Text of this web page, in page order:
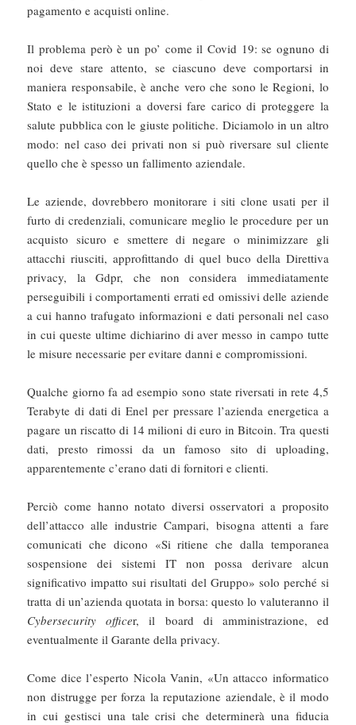
pagamento e acquisti online.
Il problema però è un po’ come il Covid 19: se ognuno di
noi deve stare attento, se ciascuno deve comportarsi in
maniera responsabile, è anche vero che sono le Regioni, lo
Stato e le istituzioni a doversi fare carico di proteggere la
salute pubblica con le giuste politiche. Diciamolo in un altro
modo: nel caso dei privati non si può riversare sul cliente
quello che è spesso un fallimento aziendale.
Le aziende, dovrebbero monitorare i siti clone usati per il
furto di credenziali, comunicare meglio le procedure per un
acquisto sicuro e smettere di negare o minimizzare gli
attacchi riusciti, approfittando di quel buco della Direttiva
privacy, la Gdpr, che non considera immediatamente
perseguibili i comportamenti errati ed omissivi delle aziende
a cui hanno trafugato informazioni e dati personali nel caso
in cui queste ultime dichiarino di aver messo in campo tutte
le misure necessarie per evitare danni e compromissioni.
Qualche giorno fa ad esempio sono state riversati in rete 4,5
Terabyte di dati di Enel per pressare l’azienda energetica a
pagare un riscatto di 14 milioni di euro in Bitcoin. Tra questi
dati, presto rimossi da un famoso sito di uploading,
apparentemente c’erano dati di fornitori e clienti.
Perciò come hanno notato diversi osservatori a proposito
dell’attacco alle industrie Campari, bisogna attenti a fare
comunicati che dicono «Si ritiene che dalla temporanea
sospensione dei sistemi IT non possa derivare alcun
significativo impatto sui risultati del Gruppo» solo perché si
tratta di un’azienda quotata in borsa: questo lo valuteranno il
Cybersecurity officer, il board di amministrazione, ed
eventualmente il Garante della privacy.
Come dice l’esperto Nicola Vanin, «Un attacco informatico
non distrugge per forza la reputazione aziendale, è il modo
in cui gestisci una tale crisi che determinerà una fiducia